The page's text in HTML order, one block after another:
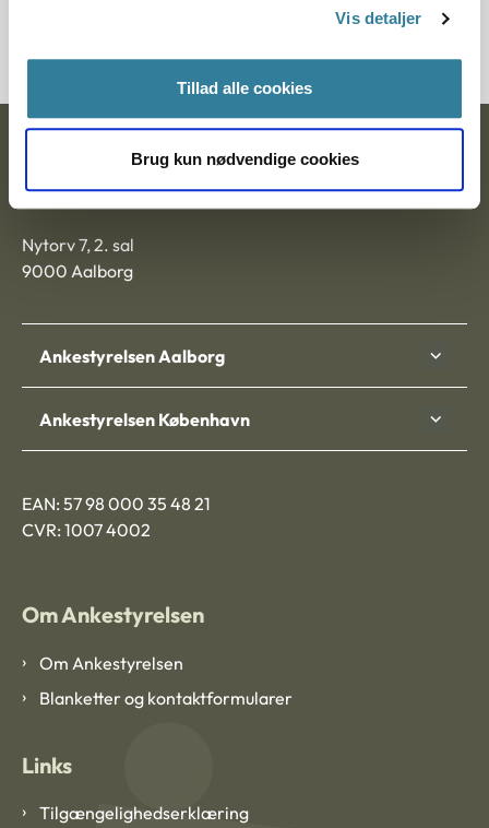
Vis detaljer
Tillad alle cookies
Brug kun nødvendige cookies
Ankestyrelsen
Postadresse:
Nytorv 7, 2. sal
9000 Aalborg
Ankestyrelsen Aalborg
Ankestyrelsen København
EAN: 57 98 000 35 48 21
CVR: 1007 4002
Om Ankestyrelsen
Om Ankestyrelsen
Blanketter og kontaktformularer
Links
Tilgængelighedserklæring